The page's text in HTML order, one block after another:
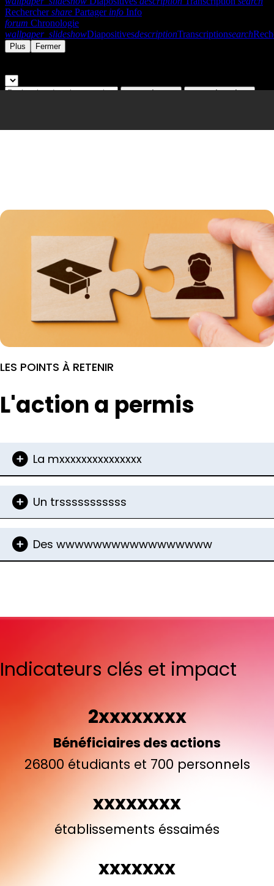
LES POINTS À RETENIR
L'action a permis
La mxxxxxxxxxxxxxxx
Un trsssssssssss
Des wwwwwwwwwwwwwwwww
Indicateurs clés et impact
2xxxxxxxx
Bénéficiaires des actions
26800 étudiants et 700 personnels
xxxxxxxx
établissements éssaimés
xxxxxxx